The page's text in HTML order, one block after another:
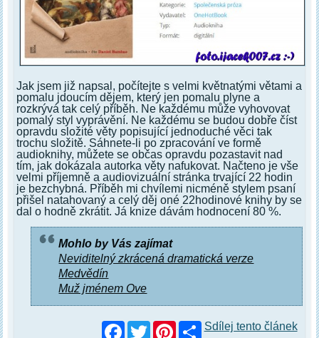
Jak jsem již napsal, počítejte s velmi květnatými větami a
pomalu jdoucím dějem, který jen pomalu plyne a
rozkrývá tak celý příběh. Ne každému může vyhovovat
pomalý styl vyprávění. Ne každému se budou dobře číst
opravdu složité věty popisující jednoduché věci tak
trochu složitě. Sáhnete-li po zpracování ve formě
audioknihy, můžete se občas opravdu pozastavit nad
tím, jak dokázala autorka věty nafukovat. Načteno je vše
velmi příjemně a audiovizuální stránka trvající 22 hodin
je bezchybná. Příběh mi chvílemi nicméně stylem psaní
přišel natahovaný a celý děj oné 22hodinové knihy by se
dal o hodně zkrátit. Já knize dávám hodnocení 80 %.
Mohlo by Vás zajímat
Neviditelný zkrácená dramatická verze
Medvědín
Muž jménem Ove
Facebook
TwitterPinterestSdílej tento článek